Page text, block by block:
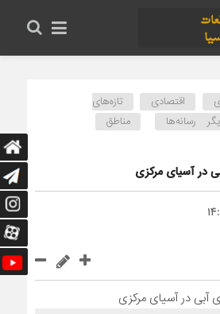
اقتصادی
تازه‌های
رسانه‌ها
مناطق
در آسیای مرکزی